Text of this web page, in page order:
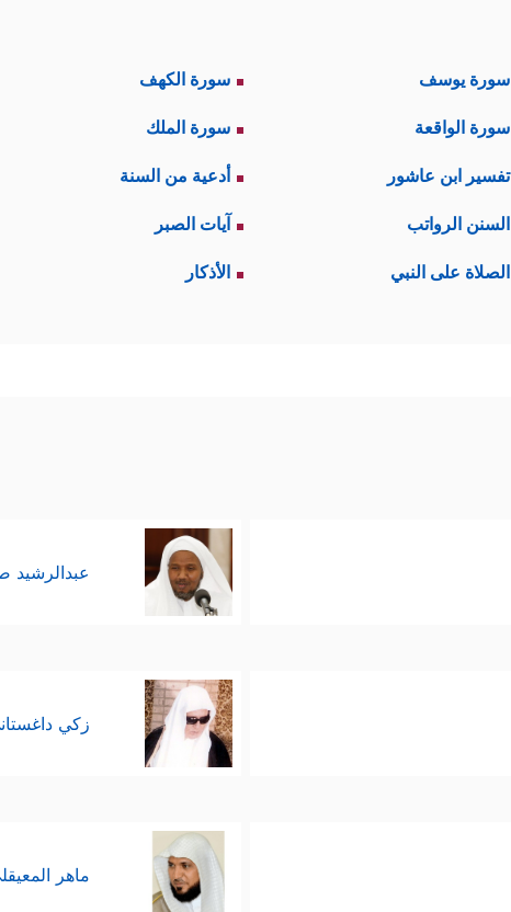
سورة يوسف سورة الكهف
سورة الواقعة سورة الملك
تفسير ابن عاشور أدعية من السنة
السنن الرواتب آيات الصبر
الصلاة على النبي الأذكار
عبدالرشيد
زكي
ماهر